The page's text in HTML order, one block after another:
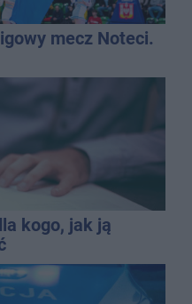
mecz Noteci.
kogo, jak ją